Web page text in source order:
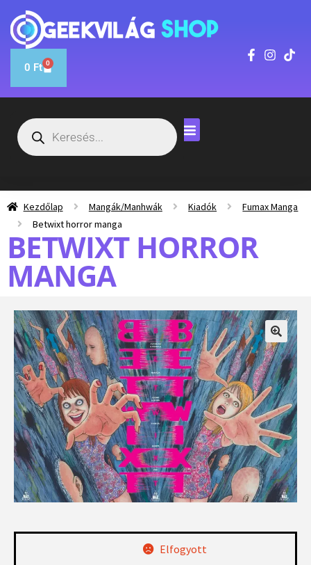
0 Ft 0
Kezdőlap Mangák/Manhwák Kiadók
Fumax Manga
Betwixt horror manga
BETWIXT HORROR
MANGA
Elfogyott